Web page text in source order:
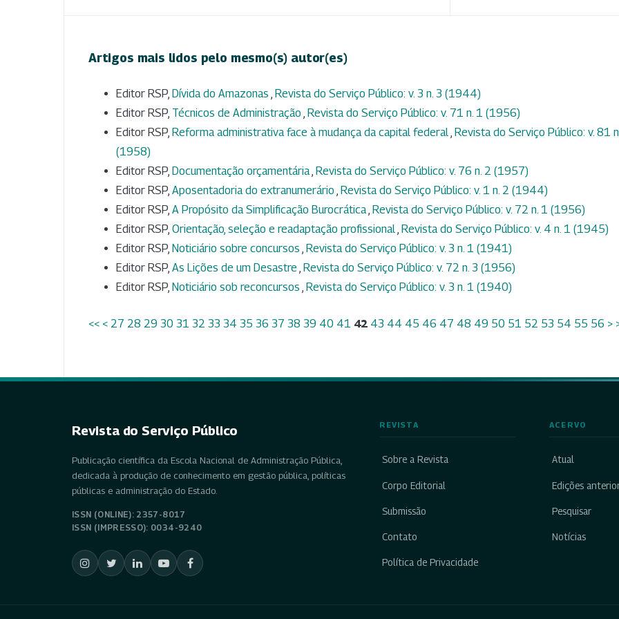
Artigos mais lidos pelo mesmo(s) autor(es)
Editor RSP, Dívida do Amazonas Revista do Serviço Público: v. 3 n. 3 (1944)
Editor RSP, Técnicos de Administração Revista do Serviço Público: v. 71 n. 1 (1956)
Editor RSP, Reforma administrativa face à mudança da capital federal Revista do Serviço Público: v. 81
(1958)
Editor RSP, Documentação orçamentária Revista do Serviço Público: v. 76 n. 2 (1957)
Editor RSP, Aposentadoria do extranumerário Revista do Serviço Público: v. 1 n. 2 (1944)
Editor RSP, A Propósito da Simplificação Burocrática Revista do Serviço Público: v. 72 n. 1 (1956)
Editor RSP, Orientação, seleção e readaptação profissional Revista do Serviço Público: v. 4 n. 1 (1945)
Editor RSP, Noticiário sobre concursos Revista do Serviço Público: v. 3 n. 1 (1941)
Editor RSP, As Lições de um Desastre Revista do Serviço Público: v. 72 n. 3 (1956)
Editor RSP, Noticiário sob reconcursos Revista do Serviço Público: v. 3 n. 1 (1940)
<< < 27 28 29 30 31 32 33 34 35 36 37 38 39 40 41 42 43 44 45 46 47 48 49 50 51 52 53 54 55 56 >
Revista do Serviço Público
Publicação científica da Escola Nacional de Administração Pública,
dedicada à produção de conhecimento em gestão pública, políticas
públicas e administração do Estado.
ISSN (ONLINE): 2357-8017
ISSN (IMPRESSO): 0034-9240
REVISTA
Sobre a Revista
Corpo Editorial
Submissão
Contato
Política de Privacidade
ACERVO
Atual
Edições
Pesquisar
Notícias